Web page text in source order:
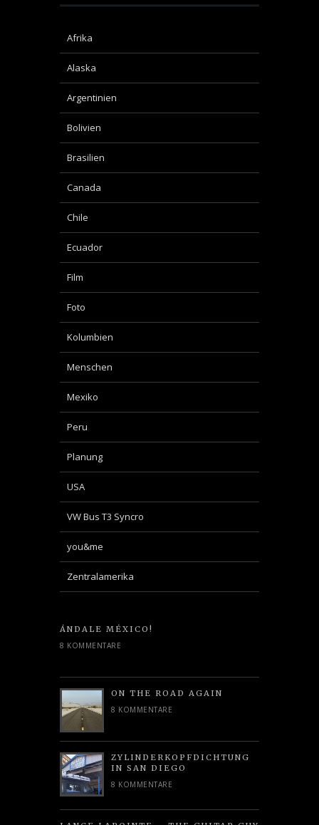
Afrika
Alaska
Argentinien
Bolivien
Brasilien
Canada
Chile
Ecuador
Film
Foto
Kolumbien
Menschen
Mexiko
Peru
Planung
USA
VW Bus T3 Syncro
you&me
Zentralamerika
ÁNDALE MÉXICO!
8 KOMMENTARE
ON THE ROAD AGAIN
8 KOMMENTARE
ZYLINDERKOPFDICHTUNG
IN SAN DIEGO
8 KOMMENTARE